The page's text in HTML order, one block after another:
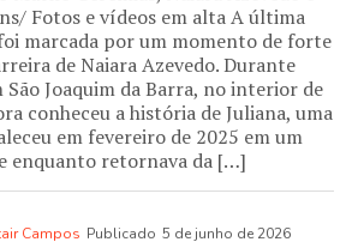
Fotos e vídeos em alta A última
marcada por um momento de forte
de Naiara Azevedo. Durante
São Joaquim da Barra, no interior de
conheceu a história de Juliana, uma
em fevereiro de 2025 em um
enquanto retornava da […]
Campos Publicado 5 de junho de 2026